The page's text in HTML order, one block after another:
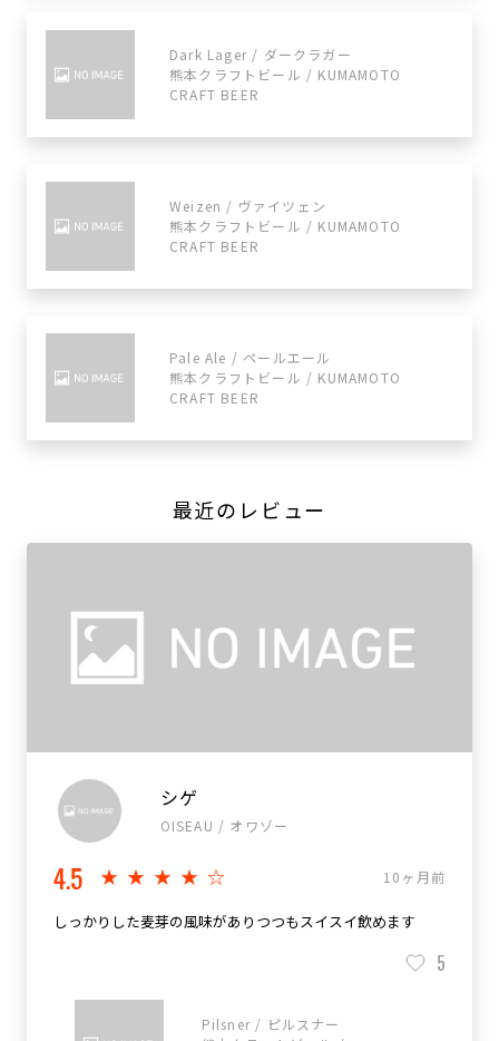
Dark Lager / ダークラガー
熊本クラフトビール / KUMAMOTO
CRAFT BEER
Weizen / ヴァイツェン
熊本クラフトビール / KUMAMOTO
CRAFT BEER
Pale Ale / ペールエール
熊本クラフトビール / KUMAMOTO
CRAFT BEER
最近のレビュー
シゲ
OISEAU / オワゾー
4.5 ★★★★☆ 10ヶ月前
しっかりした麦芽の風味がありつつもスイスイ飲めます
5
Pilsner / ピルスナー